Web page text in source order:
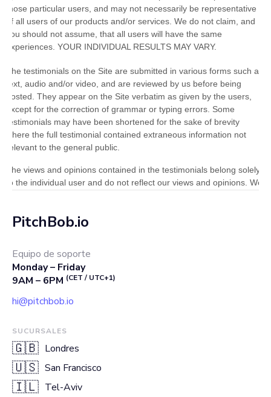
PitchBob.io
Equipo de soporte
Monday – Friday
9AM – 6PM (CET / UTC+1)
hi@pitchbob.io
SUCURSALES
🇬🇧 Londres
🇺🇸 San Francisco
🇮🇱 Tel-Aviv